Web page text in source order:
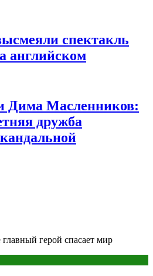
спектакль
английском
Дима Масленников:
дружба
герой спасает мир